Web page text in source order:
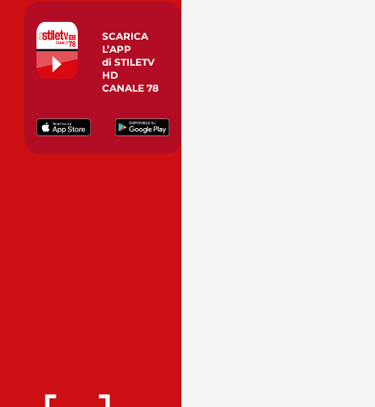
SCARICA
L’APP
di STILETV
HD
CANALE 78